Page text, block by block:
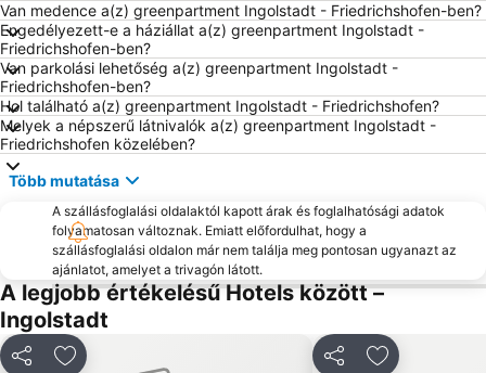
Van medence a(z) greenpartment Ingolstadt - Friedrichshofen-ben?
Engedélyezett-e a háziállat a(z) greenpartment Ingolstadt -
Friedrichshofen-ben?
Van parkolási lehetőség a(z) greenpartment Ingolstadt -
Friedrichshofen-ben?
Hol található a(z) greenpartment Ingolstadt - Friedrichshofen?
Melyek a népszerű látnivalók a(z) greenpartment Ingolstadt -
Friedrichshofen közelében?
Több mutatása
A szállásfoglalási oldalaktól kapott árak és foglalhatósági adatok
folyamatosan változnak. Emiatt előfordulhat, hogy a
szállásfoglalási oldalon már nem találja meg pontosan ugyanazt az
ajánlatot, amelyet a trivagón látott.
A legjobb értékelésű Hotels között –
Ingolstadt
MegosztásHozzáadás a kedvencekhez MegosztásHozzáadás